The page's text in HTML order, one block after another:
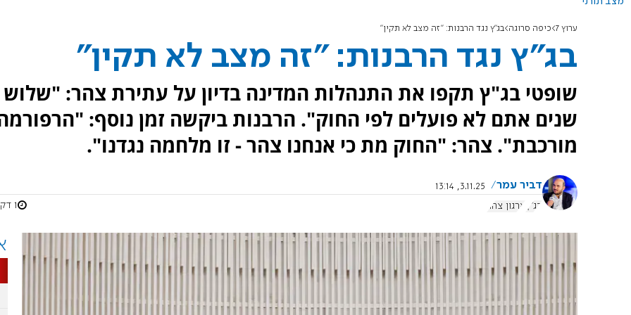
ערוץ 7 כיפה סרוגה בג"ץ נגד הרבנות: "זה מצב לא תקין"
בג"ץ נגד הרבנות: "זה מצב לא תקין"
שופטי בג"ץ תקפו את התנהלות המדינה בדיון על עתירת צהר: "שלוש
שנים אתם לא פועלים לפי החוק". הרבנות ביקשה זמן נוסף:
מורכבת". צהר: "החוק מת כי אנחנו צהר - זו מלחמה נגדנו".
דביר עמר
3.11.25, 13:14
בג"ץ ארגון צהר 1 דקות